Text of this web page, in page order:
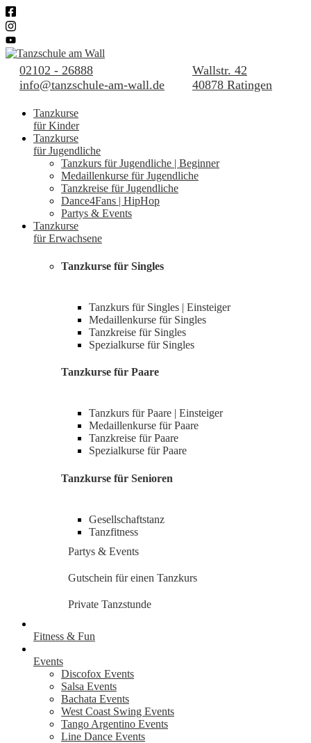
02102 - 26888
info@tanzschule-am-wall.de
Wallstr. 42
40878 Ratingen
Tanzkurse
für Kinder
Tanzkurse
für Jugendliche
Tanzkurs für Jugendliche | Beginner
Medaillenkurse für Jugendliche
Tanzkreise für Jugendliche
Dance4Fans | HipHop
Partys & Events
Tanzkurse
für Erwachsene
Tanzkurse für Singles
Tanzkurs für Singles | Einsteiger
Medaillenkurse für Singles
Tanzkreise für Singles
Spezialkurse für Singles
Tanzkurse für Paare
Tanzkurs für Paare | Einsteiger
Medaillenkurse für Paare
Tanzkreise für Paare
Spezialkurse für Paare
Tanzkurse für Senioren
Gesellschaftstanz
Tanzfitness
Partys & Events
Gutschein für einen Tanzkurs
Private Tanzstunde
Fitness & Fun
Events
Discofox Events
Salsa Events
Bachata Events
West Coast Swing Events
Tango Argentino Events
Line Dance Events